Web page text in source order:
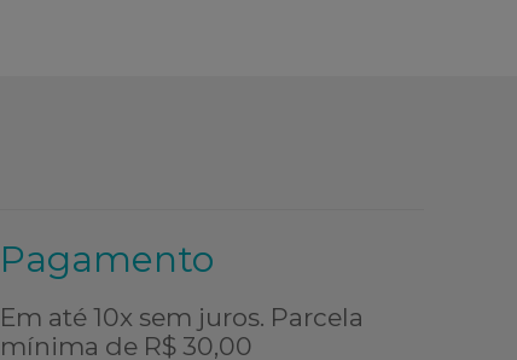
Pagamento
Em até 10x sem juros. Parcela
mínima de R$ 30,00